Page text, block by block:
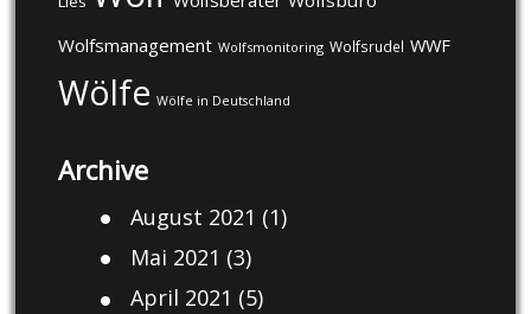
Wolfsmanagement Wolfsmonitoring Wolfsrudel WWF
Wölfe Wölfe in Deutschland
Archive
August 2021 (1)
Mai 2021 (3)
April 2021 (5)